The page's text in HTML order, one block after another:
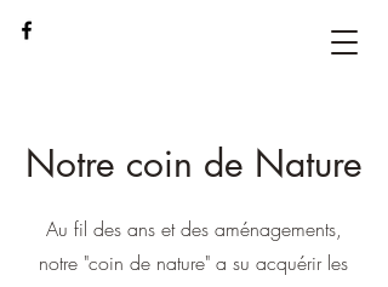
Notre coin de Nature
Au fil des ans et des aménagements,
notre "coin de nature" a su acquérir les